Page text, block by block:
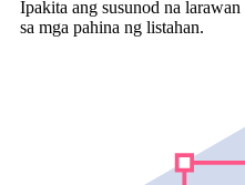
Ipakita ang susunod na
sa mga pahina ng listahan.